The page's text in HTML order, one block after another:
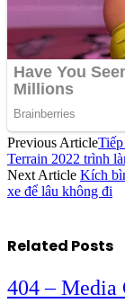
Previous Article
Terrain 2022 trình
Next Article Kích
xe để lâu không đi
Related Posts
404 – Media